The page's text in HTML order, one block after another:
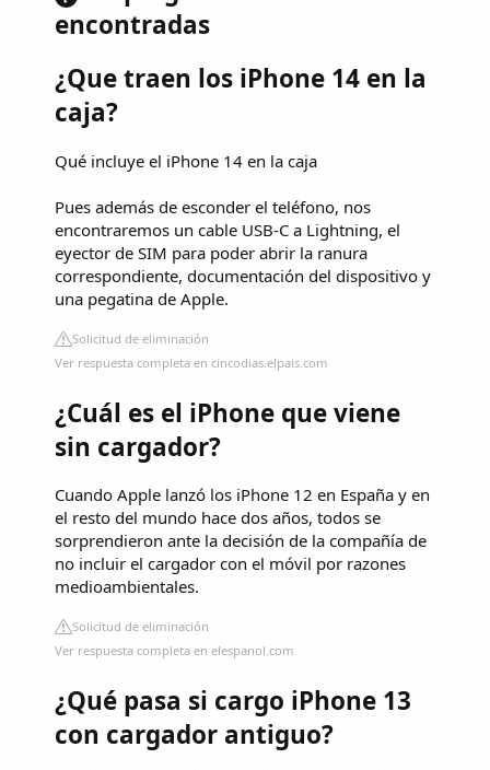
encontradas
¿Que traen los iPhone 14 en la
caja?
Qué incluye el iPhone 14 en la caja
Pues además de esconder el teléfono, nos
encontraremos un cable USB-C a Lightning, el
eyector de SIM para poder abrir la ranura
correspondiente, documentación del dispositivo y
una pegatina de Apple.
Solicitud de eliminación
Ver respuesta completa en cincodias.elpais.com
¿Cuál es el iPhone que viene
sin cargador?
Cuando Apple lanzó los iPhone 12 en España y en
el resto del mundo hace dos años, todos se
sorprendieron ante la decisión de la compañía de
no incluir el cargador con el móvil por razones
medioambientales.
Solicitud de eliminación
Ver respuesta completa en elespanol.com
¿Qué pasa si cargo iPhone 13
con cargador antiguo?